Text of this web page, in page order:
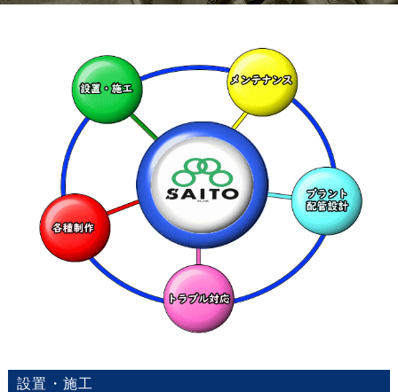
設置・施工